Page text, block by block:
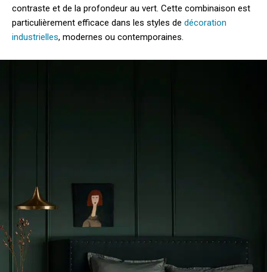
contraste et de la profondeur au vert. Cette combinaison est
particulièrement efficace dans les styles de décoration
industrielles, modernes ou contemporaines.